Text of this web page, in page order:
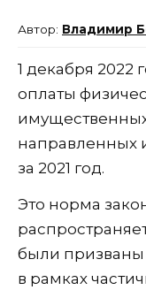
Владимир
1 декабря 2022
оплаты
направленных
за 2021 год.
Это норма
были
в рамках